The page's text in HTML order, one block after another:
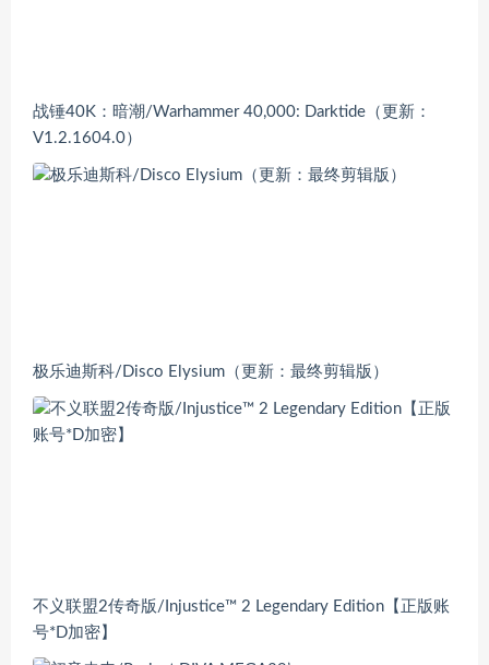
战锤40K：暗潮/Warhammer 40,000: Darktide（更新：
V1.2.1604.0）
极乐迪斯科/Disco Elysium（更新：最终剪辑版）
不义联盟2传奇版/Injustice™ 2 Legendary Edition【正版账
号*D加密】